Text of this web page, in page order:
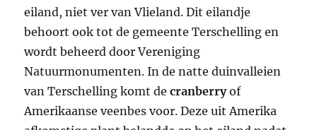
eiland, niet ver van Vlieland. Dit eilandje
behoort ook tot de gemeente Terschelling en
wordt beheerd door Vereniging
Natuurmonumenten. In de natte duinvalleien
van Terschelling komt decranberryof
Amerikaanse veenbes voor. Deze uit Amerika